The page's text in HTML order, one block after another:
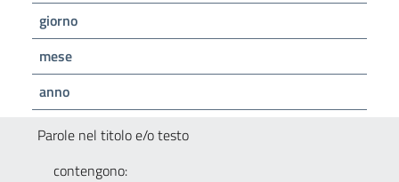
giorno
mese
anno
Parole nel titolo e/o testo
contengono: